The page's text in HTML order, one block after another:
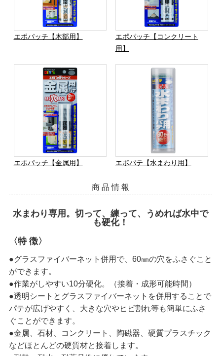
エポパッチ【木部用】
エポパッチ【コンクリート
用】
エポパッチ【金属用】 エポパテ【水まわり用】
商 品 情 報
水まわり専用。切って、練って、うめれば水中で
も硬化！
〈特 徴〉
●グラスファイバーネット併用で、60㎜の穴をふさぐこと
ができます。
●作業がしやすい10分硬化。（接着・成形可能時間）
●透明シートとグラスファイバーネットを併用することで
パテが広げやすく、大きな穴やヒビ割れ等も簡単にふさ
ぐことができます。
●金属、石材、コンクリート、陶磁器、硬質プラスチック
などほとんどの硬質材と接着します。